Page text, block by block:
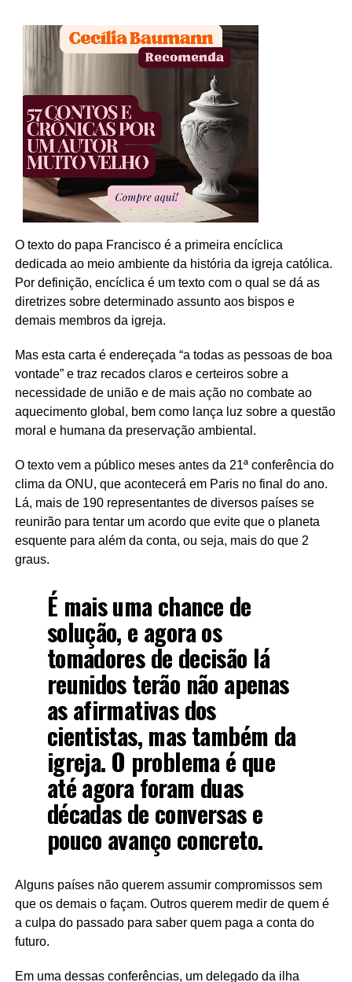
O texto do papa Francisco é a primeira encíclica
dedicada ao meio ambiente da história da igreja católica.
Por definição, encíclica é um texto com o qual se dá as
diretrizes sobre determinado assunto aos bispos e
demais membros da igreja.
Mas esta carta é endereçada “a todas as pessoas de boa
vontade” e traz recados claros e certeiros sobre a
necessidade de união e de mais ação no combate ao
aquecimento global, bem como lança luz sobre a questão
moral e humana da preservação ambiental.
O texto vem a público meses antes da 21ª conferência do
clima da ONU, que acontecerá em Paris no final do ano.
Lá, mais de 190 representantes de diversos países se
reunirão para tentar um acordo que evite que o planeta
esquente para além da conta, ou seja, mais do que 2
graus.
É mais uma chance de
solução, e agora os
tomadores de decisão lá
reunidos terão não apenas
as afirmativas dos
cientistas, mas também da
igreja. O problema é que
até agora foram duas
décadas de conversas e
pouco avanço concreto.
Alguns países não querem assumir compromissos sem
que os demais o façam. Outros querem medir de quem é
a culpa do passado para saber quem paga a conta do
futuro.
Em uma dessas conferências, um delegado da ilha